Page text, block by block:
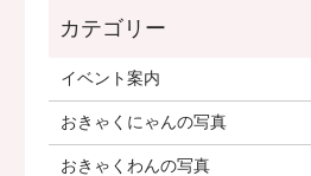
イベント案内
おきゃくにゃんの写真
おきゃくわんの写真